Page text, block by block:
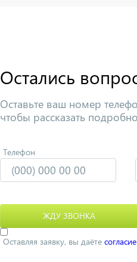
Остались
Оставьте ваш номер
чтобы рассказать
Телефон
Оставляя заявку, вы даёте